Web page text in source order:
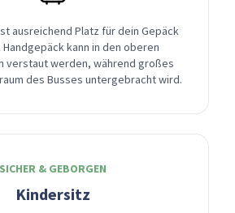
ausreichend Platz für dein Gepäck
kann in den oberen
verstaut werden, während großes
des Busses untergebracht wird.
SICHER & GEBORGEN
Kindersitz